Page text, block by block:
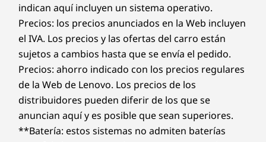
indican aquí incluyen un sistema operativo.
Precios: los precios anunciados en la Web incluyen
el IVA. Los precios y las ofertas del carro están
sujetos a cambios hasta que se envía el pedido.
Precios: ahorro indicado con los precios regulares
de la Web de Lenovo. Los precios de los
distribuidores pueden diferir de los que se
anuncian aquí y es posible que sean superiores.
**Batería: estos sistemas no admiten baterías